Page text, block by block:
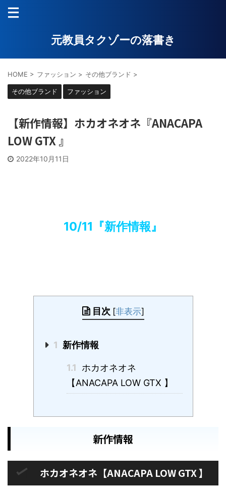
元教員タクゾーの落書き
HOME > ファッション > その他ブランド >
その他ブランド ファッション
【新作情報】ホカオネオネ『ANACAPA
LOW GTX 』
2022年10月11日
10/11『新作情報』
目次 [非表示]
1 新作情報
1.1
ホカオネオネ
【ANACAPA LOW GTX 】
新作情報
ホカオネオネ【ANACAPA LOW GTX 】